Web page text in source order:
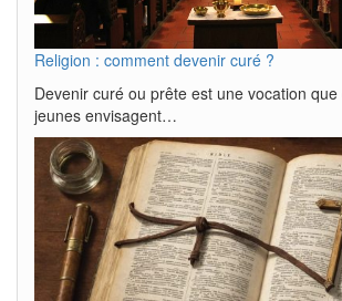
Religion : comment devenir curé ?
Devenir curé ou prête est une vocation
jeunes envisagent…